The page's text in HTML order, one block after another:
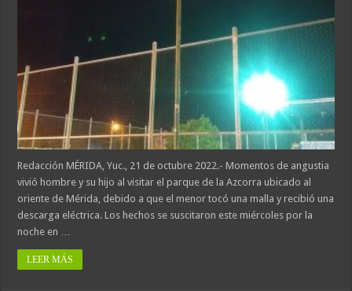
Redacción MÉRIDA, Yuc., 21 de octubre 2022.- Momentos de angustia
vivió hombre y su hijo al visitar el parque de la Azcorra ubicado al
oriente de Mérida, debido a que el menor tocó una malla y recibió una
descarga eléctrica. Los hechos se suscitaron este miércoles por la
noche en …
LEER MÁS